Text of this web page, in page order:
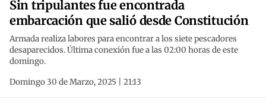
Sin tripulantes fue encontrada
embarcación que salió desde Constitución
Armada realiza labores para encontrar a los siete pescadores
desaparecidos. Última conexión fue a las 02:00 horas de este
domingo.
Domingo 30 de Marzo, 2025 | 21:13